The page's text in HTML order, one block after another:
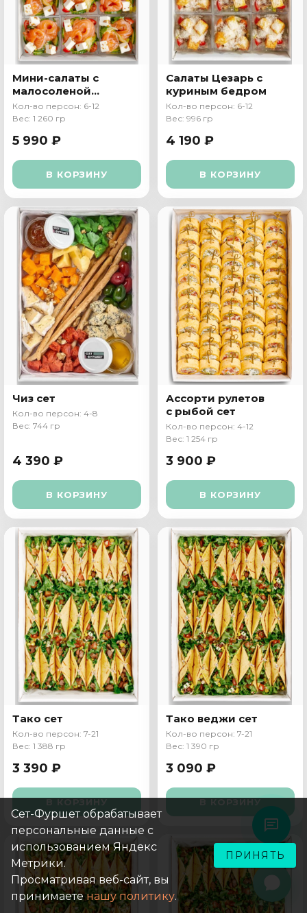
Мини-салаты с
малосоленой
семгой
Кол-во персон: 6-12
Вес: 1 260 гр
5 990 ₽
В КОРЗИНУ
Салаты Цезарь с
куриным бедром
Кол-во персон: 6-12
Вес: 996 гр
4 190 ₽
В КОРЗИНУ
Чиз сет
Кол-во персон: 4-8
Вес: 744 гр
4 390 ₽
В КОРЗИНУ
Ассорти рулетов
с рыбой сет
Кол-во персон: 4-12
Вес: 1 254 гр
3 900 ₽
В КОРЗИНУ
Тако сет
Кол-во персон: 7-21
Вес: 1 388 гр
3 390 ₽
В КОРЗИНУ
Тако веджи сет
Кол-во персон: 7-21
Вес: 1 390 гр
3 090 ₽
В КОРЗИНУ
Сет-Фуршет обрабатывает
персональные данные с
использованием Яндекс
Метрики.
Просматривая веб-сайт, вы
принимаетенашу политику.
ПРИНЯТЬ